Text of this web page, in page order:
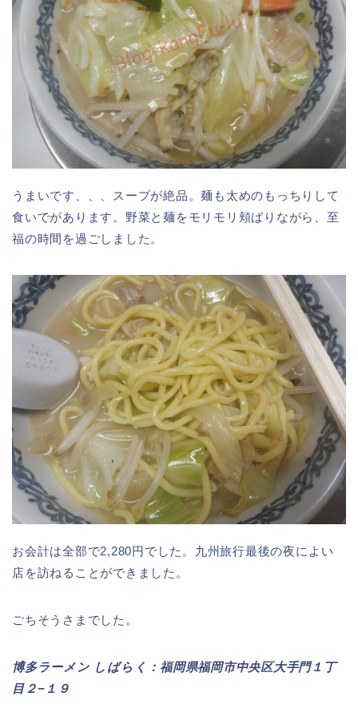
うまいです、、、スープが絶品。麺も太めのもっちりして
食いでがあります。野菜と麺をモリモリ頬ばりながら、至
福の時間を過ごしました。
お会計は全部で2,280円でした。九州旅行最後の夜によい
店を訪ねることができました。
ごちそうさまでした。
博多ラーメン しばらく：福岡県福岡市中央区大手門１丁
目２−１９